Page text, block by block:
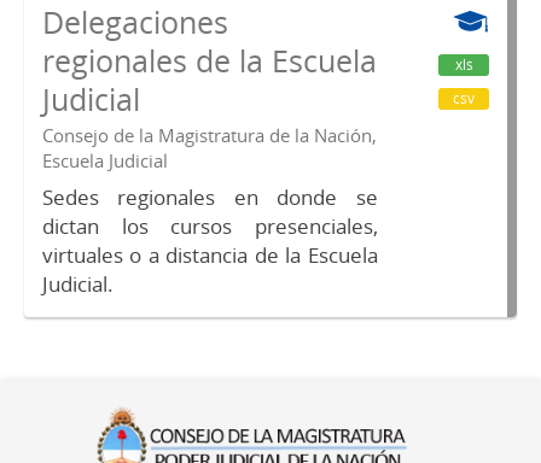
Delegaciones
regionales de la Escuela
Judicial
Consejo de la Magistratura de la Nación,
Escuela Judicial
Sedes regionales en donde se
dictan los cursos presenciales,
virtuales o a distancia de la Escuela
Judicial.
xls
csv